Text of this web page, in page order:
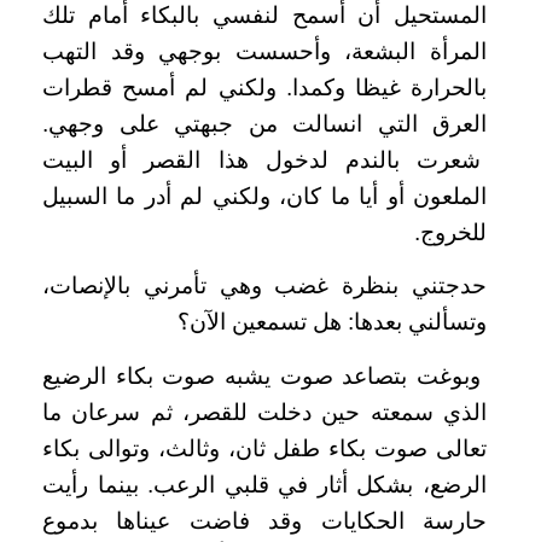
المستحيل أن أسمح لنفسي بالبكاء أمام تلك
المرأة البشعة، وأحسست بوجهي وقد التهب
بالحرارة غيظا وكمدا. ولكني لم أمسح قطرات
العرق التي انسالت من جبهتي على وجهي.
شعرت بالندم لدخول هذا القصر أو البيت
الملعون أو أيا ما كان، ولكني لم أدر ما السبيل
للخروج.
حدجتني بنظرة غضب وهي تأمرني بالإنصات،
وتسألني بعدها: هل تسمعين الآن؟
وبوغت بتصاعد صوت يشبه صوت بكاء الرضيع
الذي سمعته حين دخلت للقصر، ثم سرعان ما
تعالى صوت بكاء طفل ثان، وثالث، وتوالى بكاء
الرضع، بشكل أثار في قلبي الرعب. بينما رأيت
حارسة الحكايات وقد فاضت عيناها بدموع